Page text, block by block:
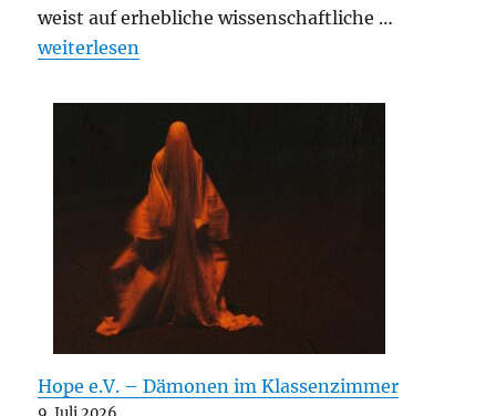
weist auf erhebliche wissenschaftliche …
„Unaufgeforderte Stellungnahme gegenüber der
weiterlesen
Hope e.V. – Dämonen im Klassenzimmer